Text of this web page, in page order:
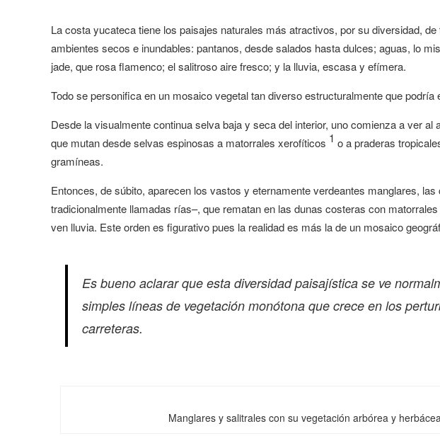
La costa yucateca tiene los paisajes naturales más atractivos, por su diversidad,
ambientes secos e inundables: pantanos, desde salados hastadulces; aguas, lo
jade, que rosa flamenco; el salitroso aire fresco; y la lluvia, escasa y efímera.
Todo se personifica en un mosaico vegetal tan diverso estructuralmente que
Desde la visualmente continua selva baja y seca del interior, uno comienza a ver
que mutan desde selvas espinosas a matorrales xerofíticos 1 o a praderas
gramíneas.
Entonces, de súbito, aparecen los vastos y eternamente verdeantes manglares,
tradicionalmente llamadas rías–, que rematan en las dunas costeras con
ven lluvia. Este orden es figurativo pues la realidad es más la de un mosaico
Es bueno aclarar que esta diversidad paisajística se ve
simples líneas de vegetación monótona que crece en los
carreteras.
Manglares y salitrales con su vegetación arbórea y